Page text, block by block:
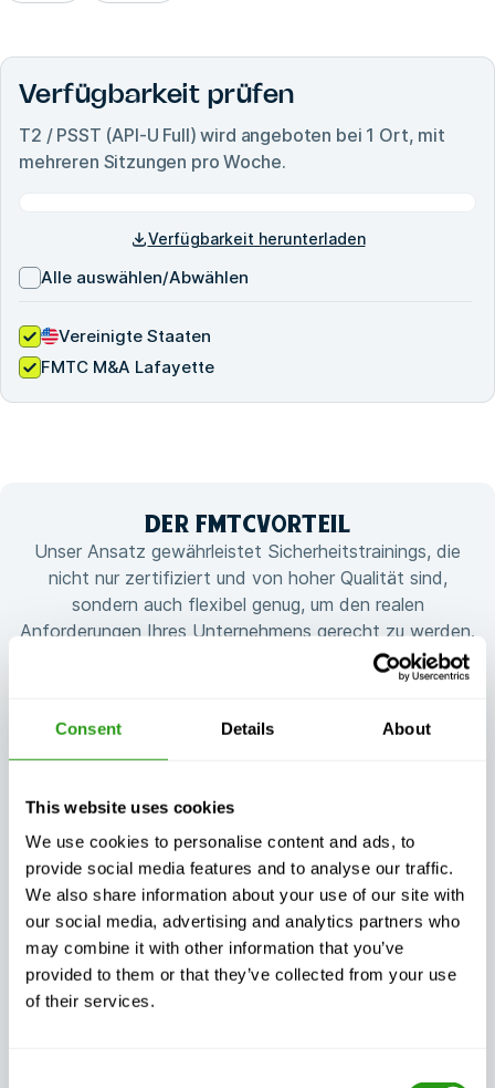
Consent Details About
This website uses cookies
We use cookies to personalise content and ads, to
provide social media features and to analyse our traffic.
We also share information about your use of our site with
our social media, advertising and analytics partners who
may combine it with other information that you’ve
provided to them or that they’ve collected from your use
of their services.
Verfügbarkeit prüfen
T2 / PSST (API-U Full) wird angeboten bei 1 Ort, mit
mehreren Sitzungen pro Woche.
Verfügbarkeit herunterladen
Alle auswählen/Abwählen
Vereinigte Staaten
FMTC M&A Lafayette
DER FMTCVORTEIL
Unser Ansatz gewährleistet Sicherheitstrainings, die
nicht nur zertifiziert und von hoher Qualität sind,
sondern auch flexibel genug, um den realen
Anforderungen Ihres Unternehmens gerecht zu werden.
Kontinuität der
was passiert
Schulungen
Immer zertifiziert,